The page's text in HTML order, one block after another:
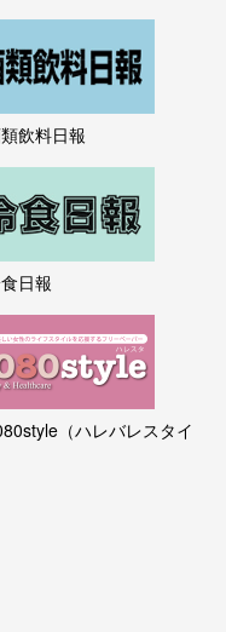
飲料日報
日報
（ハレバレスタイ